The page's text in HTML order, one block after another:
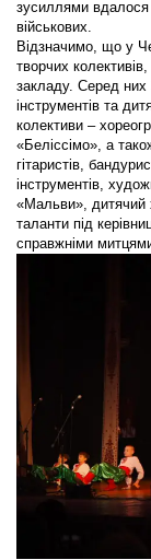
зусиллями вдалося
військових.
Відзначимо, що у
творчих
закладу. Серед них
інструментів та
колективи –
«Беліссімо», а
гітаристів,
інструментів,
«Мальви», дитячий
таланти під
справжніми